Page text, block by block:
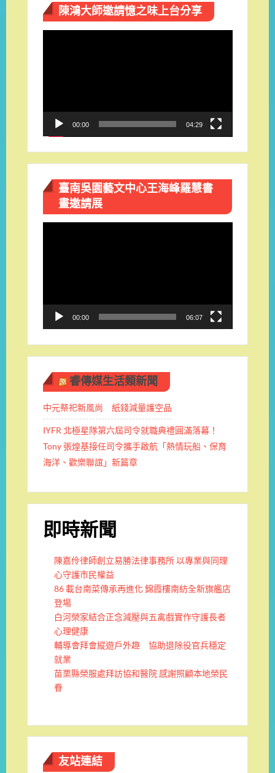
陳鴻大師邀請憶之味上台分享
00:00 04:29
臺南吳園藝文中心王海峰羅慧書
畫邀請展
00:00 06:07
睿傳媒生活類新聞
中元祭祀新風尚 紙錢減量護空品
IYFR 北極星隊第六屆司令就職典禮圓滿落幕！
Tony 張煌基接任司令攜手啟航「熱情玩船、保育
海洋、歡樂聯誼」新篇章
即時新聞
陳嘉伶律師創立易勝法律事務所 以專業與同理
心守護市民權益
86 載台南菜傳承再進化 錦霞樓南紡全新旗艦店
登場
白河榮家結合正念減壓與五禽戲實作守護長者
心理健康
輔導會拜會縱遊戶外趣 協助退除役官兵穩定
就業
苗栗縣榮服處拜訪協和醫院 感謝照顧本地榮民
眷
友站連結